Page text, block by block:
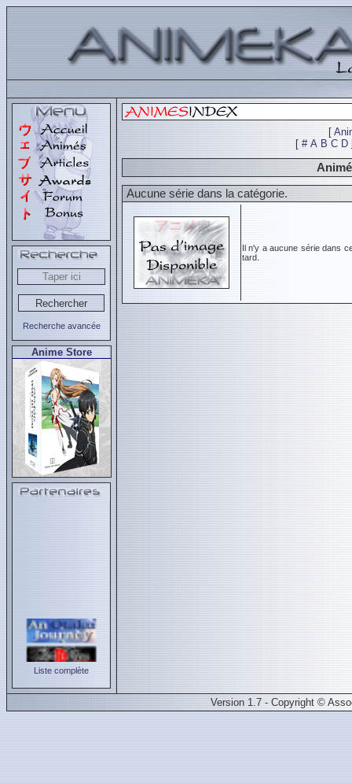
Recherche avancée
Anime Store
Liste complète
[
[ # A B C D
Aucune série dans la catégorie.
Il n'y a aucune série dans
tard.
Version 1.7 - Copyright ©